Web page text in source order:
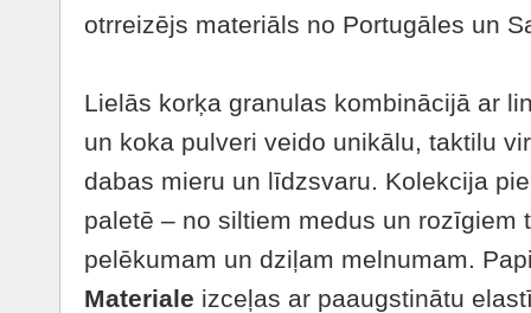
otrreizējs materiāls no Portugāles un
Lielās korķa granulas kombinācijā ar
un koka pulveri veido unikālu, taktilu
dabas mieru un līdzsvaru. Kolekcija
paletē – no siltiem medus un rozīgiem
pelēkumam un dziļam melnumam.
Materiale izceļas ar paaugstinātu